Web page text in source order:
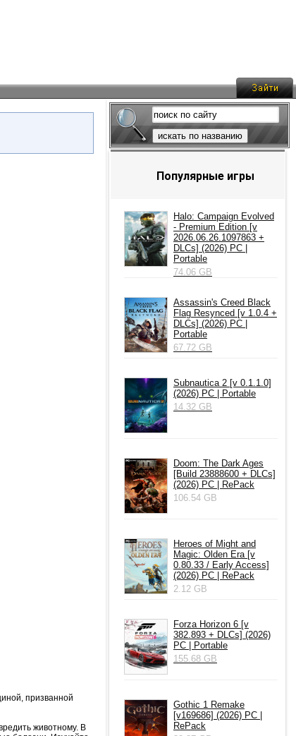
призванной
животному. В
искать по названию
Популярные игры
Halo: Campaign Evolved
- Premium Edition [v
2026.06.26.1097863 +
DLCs] (2026) PC |
Portable
74.06 GB
Assassin's Creed Black
Flag Resynced [v 1.0.4 +
DLCs] (2026) PC |
Portable
67.72 GB
Subnautica 2 [v 0.1.1.0]
(2026) PC | Portable
14.32 GB
Doom: The Dark Ages
[Build 23888600 + DLCs]
(2026) PC | RePack
106.54 GB
Heroes of Might and
Magic: Olden Era [v
0.80.33 / Early Access]
(2026) PC | RePack
2.12 GB
Forza Horizon 6 [v
382.893 + DLCs] (2026)
PC | Portable
155.68 GB
Gothic 1 Remake
[v169686] (2026) PC |
RePack